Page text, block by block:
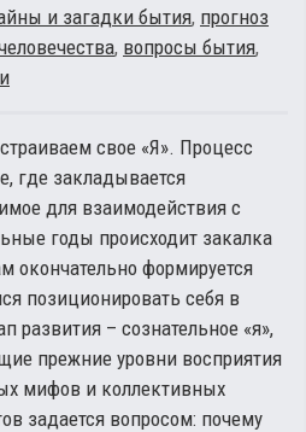
и загадки бытия, прогноз
, вопросы бытия,
свое «Я». Процесс
где закладывается
для взаимодействия с
годы происходит закалка
окончательно формируется
позиционировать себя в
развития – сознательное «я»,
прежние уровни восприятия
мифов и коллективных
задается вопросом: почему